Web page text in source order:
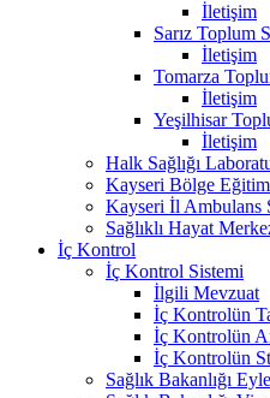
İletişim
Sarız Toplum
İletişim
Tomarza
İletişim
Yeşilhisar
İletişim
Halk Sağlığı
Kayseri Bölge
Kayseri İl Ambulans
Sağlıklı Hayat
İç Kontrol
İç Kontrol Sistemi
İlgili Mevzuat
İç Kontrolün
İç Kontrolün
İç Kontrolün
Sağlık Bakanlığı